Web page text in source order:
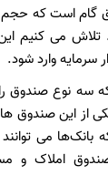
می کنیم این
سرمایه وارد شود.
سه نوع صندوق
از این صندوق
بانک‌ها می
املاک و